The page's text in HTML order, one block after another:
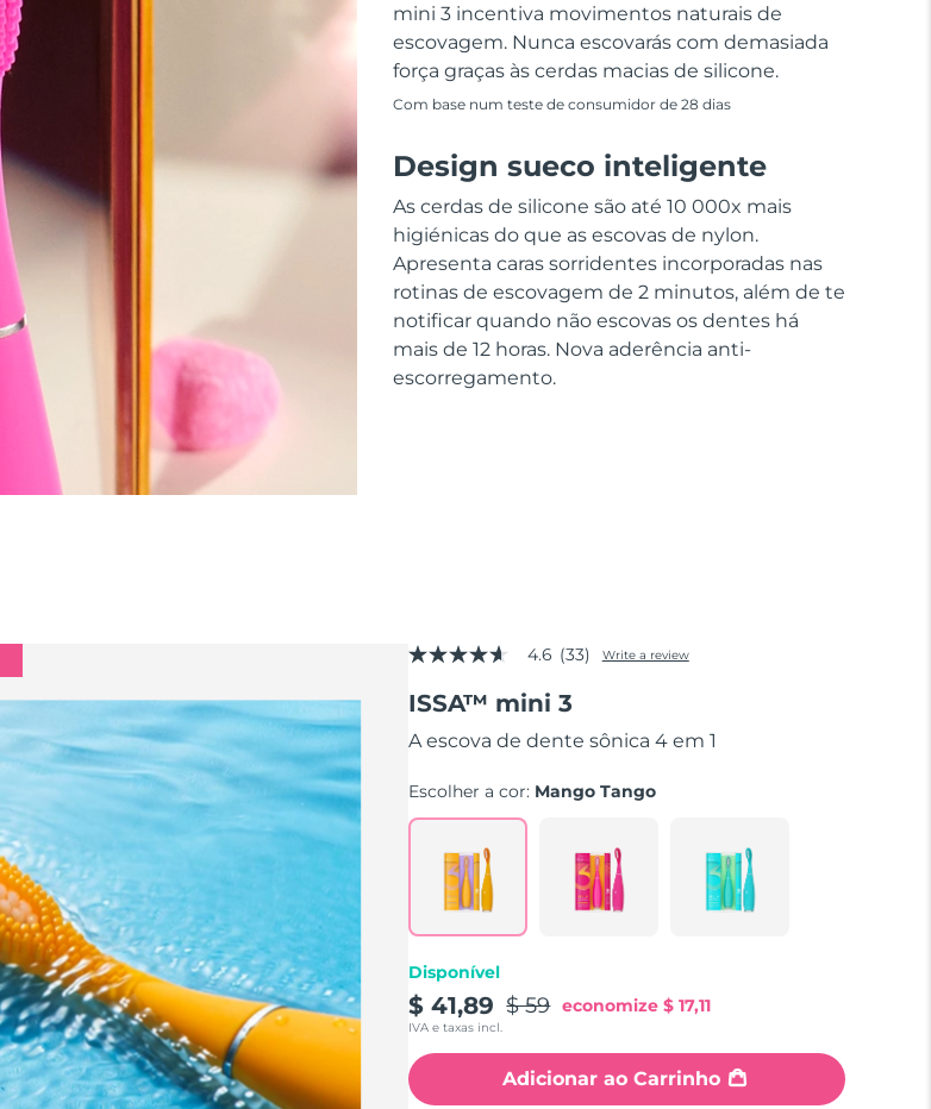
mini 3 incentiva movimentos naturais de
escovagem. Nunca escovarás com demasiada
força graças às cerdas macias de silicone.
Com base num teste de consumidor de 28 dias
Design sueco inteligente
As cerdas de silicone são até 10 000x mais
higiénicas do que as escovas de nylon.
Apresenta caras sorridentes incorporadas nas
rotinas de escovagem de 2 minutos, além de te
notificar quando não escovas os dentes há
mais de 12 horas. Nova aderência anti-
escorregamento.
4.6
of
stars,
value.
Read
Reviews.
Same
page
link.
4.6 (33) Write a review
ISSA™ mini 3
A escova de dente sônica 4 em 1
Escolher a cor: Mango Tango
Disponível
$ 41,89 $ 59 economize$ 17,11
IVA e taxas incl.
Adicionar ao Carrinho